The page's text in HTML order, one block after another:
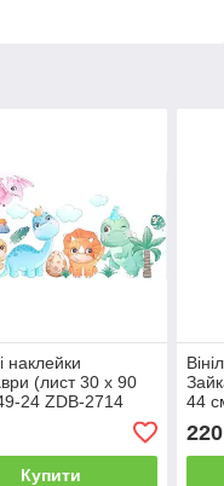
наклейки
(лист 30 х 90
24 ZDB-2714
Купити
44
220